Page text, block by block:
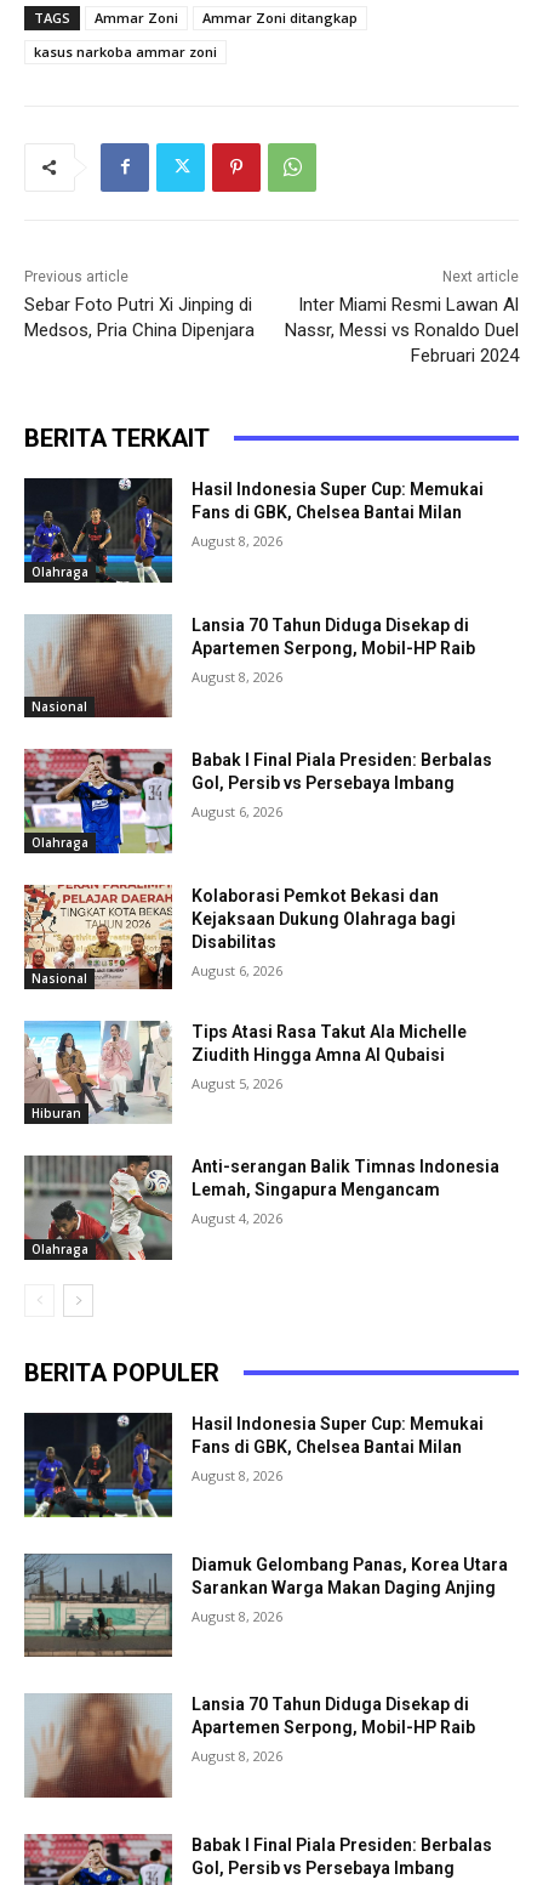
TAGS Ammar Zoni
Ammar Zoni ditangkap
kasus narkoba ammar zoni
Previous article
Sebar Foto Putri Xi Jinping di
Medsos, Pria China Dipenjara
Next article
Inter Miami Resmi Lawan Al
Nassr, Messi vs Ronaldo Duel
Februari 2024
BERITA TERKAIT
Olahraga
Hasil Indonesia Super Cup: Memukai
Fans di GBK, Chelsea Bantai Milan
August 8, 2026
Nasional
Lansia 70 Tahun Diduga Disekap di
Apartemen Serpong, Mobil-HP Raib
August 8, 2026
Olahraga
Babak I Final Piala Presiden: Berbalas
Gol, Persib vs Persebaya Imbang
August 6, 2026
Nasional
Kolaborasi Pemkot Bekasi dan
Kejaksaan Dukung Olahraga bagi
Disabilitas
August 6, 2026
Hiburan
Tips Atasi Rasa Takut Ala Michelle
Ziudith Hingga Amna Al Qubaisi
August 5, 2026
Olahraga
Anti-serangan Balik Timnas Indonesia
Lemah, Singapura Mengancam
August 4, 2026
BERITA POPULER
Hasil Indonesia Super Cup: Memukai
Fans di GBK, Chelsea Bantai Milan
August 8, 2026
Diamuk Gelombang Panas, Korea Utara
Sarankan Warga Makan Daging Anjing
August 8, 2026
Lansia 70 Tahun Diduga Disekap di
Apartemen Serpong, Mobil-HP Raib
August 8, 2026
Babak I Final Piala Presiden: Berbalas
Gol, Persib vs Persebaya Imbang